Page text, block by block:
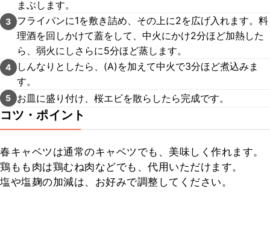
まぶします。
3
フライパンに1を敷き詰め、その上に2を広げ入れます。料
理酒を回しかけて蓋をして、中火にかけ2分ほど加熱した
ら、弱火にしさらに5分ほど蒸します。
4
しんなりとしたら、(A)を加えて中火で3分ほど煮込みま
す。
5 お皿に盛り付け、桜エビを散らしたら完成です。
コツ・ポイント
春キャベツは通常のキャベツでも、美味しく作れます。
鶏もも肉は鶏むね肉などでも、代用いただけます。
塩や塩麹の加減は、お好みで調整してください。